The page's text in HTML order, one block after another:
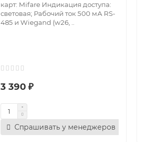
карт: Mifare Индикация доступа:
световая; Рабочий ток 500 мА RS-
485 и Wiegand (w26, ..
3 390 ₽
Спрашивать у менеджеров